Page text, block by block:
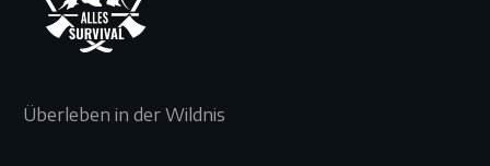
Überleben in der Wildnis